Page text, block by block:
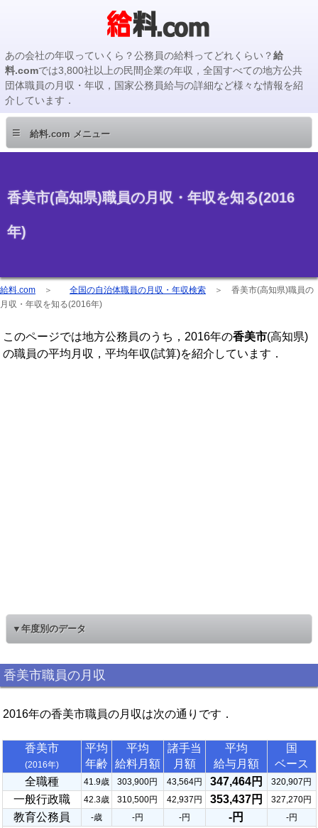
あの会社の年収っていくら？公務員の給料ってどれくらい？給
料.comでは3,800社以上の民間企業の年収，全国すべての地方公共
団体職員の月収・年収，国家公務員給与の詳細など様々な情報を紹
介しています．
≡ 給料.com メニュー
香美市(高知県)職員の月収・年収を知る(2016
年)
給料.com ＞ 全国の自治体職員の月収・年収検索 ＞ 香美市(高知県)職員の
月収・年収を知る(2016年)
このページでは地方公務員のうち，2016年の香美市(高知県)
の職員の平均月収，平均年収(試算)を紹介しています．
▼年度別のデータ
香美市職員の月収
2016年の香美市職員の月収は次の通りです．
香美市
(2016年)
平均
年齢
平均
給料月額
諸手当
月額
平均
給与月額
国
ベース
全職種
41.9歳 303,900円 43,564円 347,464円 320,907円
一般行政職 42.3歳 310,500円 42,937円 353,437円 327,270円
教育公務員 -歳 -円 -円 -円 -円